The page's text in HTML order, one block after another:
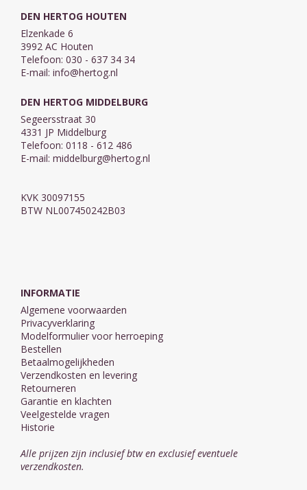
DEN HERTOG HOUTEN
Elzenkade 6
3992 AC Houten
Telefoon: 030 - 637 34 34
E-mail: info@hertog.nl
DEN HERTOG MIDDELBURG
Segeersstraat 30
4331 JP Middelburg
Telefoon: 0118 - 612 486
E-mail: middelburg@hertog.nl
KVK 30097155
BTW NL007450242B03
INFORMATIE
Algemene voorwaarden
Privacyverklaring
Modelformulier voor herroeping
Bestellen
Betaalmogelijkheden
Verzendkosten en levering
Retourneren
Garantie en klachten
Veelgestelde vragen
Historie
Alle prijzen zijn inclusief btw en exclusief eventuele
verzendkosten.